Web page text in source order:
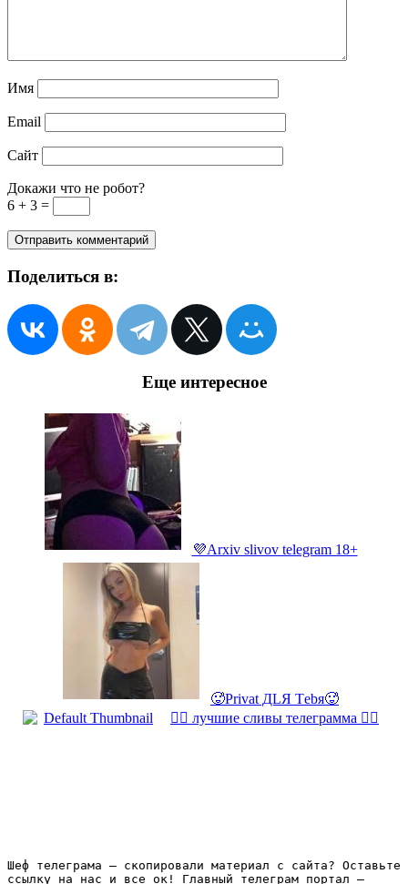
Имя
Email
Сайт
Докажи что не робот?
6 + 3 =
Поделиться в:
Еще интересное
💜Arxiv slivov telegram 18+
🥵Privat ДLЯ Tеbя🥵
❤️‍🔥 лучшие сливы телеграмма ❤️‍🔥
Шеф телеграма – скопировали материал с сайта? Оставьте
ссылку на нас и все ок! Главный телеграм портал –